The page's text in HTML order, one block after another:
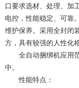
口要求选材、处理、加
电控，性能稳定、可靠
维护保养。采用全封闭
方，具有较强的人性化
全自动捆绑机应用范
中。
性能特点：